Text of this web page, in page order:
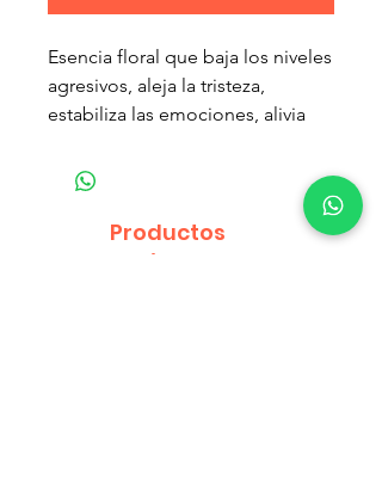
Esencia floral que baja los niveles
agresivos, aleja la tristeza,
estabiliza las emociones, alivia
conducta de la mascota.
Productos
relacionados